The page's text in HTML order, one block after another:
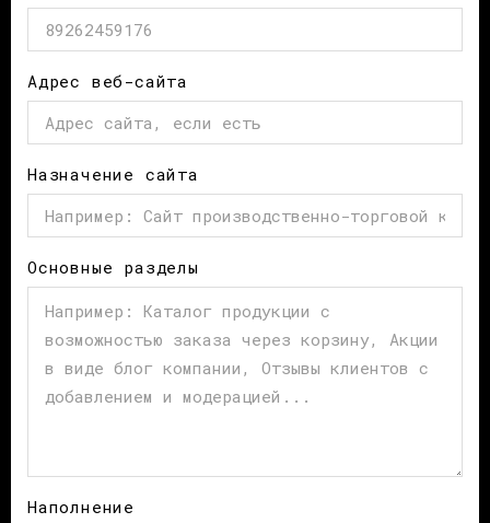
Адрес веб-сайта
Назначение сайта
Основные разделы
Наполнение